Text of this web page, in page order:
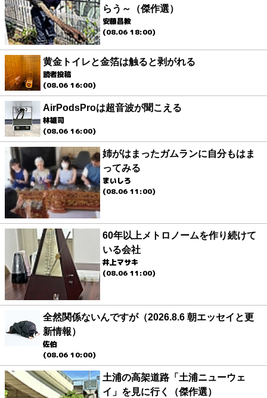
らう～（傑作選）
安藤昌教
(08.06 18:00)
黄金トイレと金箔は触ると剥がれる
読者投稿
(08.06 16:00)
AirPodsProは超音波が聞こえる
林雄司
(08.06 16:00)
姉がはまったガムランに自分もはま
ってみる
まいしろ
(08.06 11:00)
60年以上メトロノームを作り続けて
いる会社
井上マサキ
(08.06 11:00)
全然関係ないんですが（2026.8.6 朝エッセイと更
新情報）
佐伯
(08.06 10:00)
土浦の高架道路「土浦ニューウェ
イ」を見に行く（傑作選）